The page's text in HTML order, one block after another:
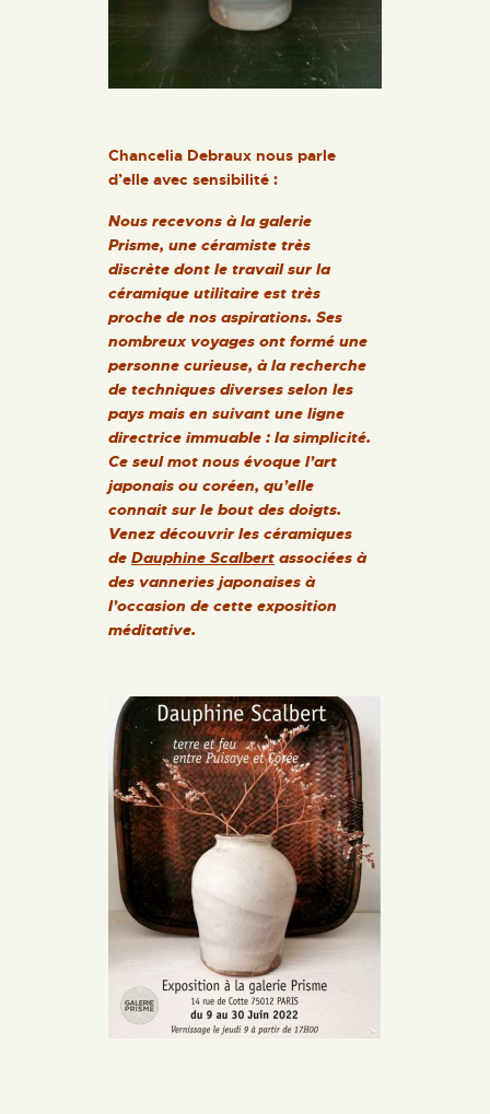
Chancelia Debraux nous parle
d’elle avec sensibilité :
Nous recevons à la galerie
Prisme, une céramiste très
discrète dont le travail sur la
céramique utilitaire est très
proche de nos aspirations. Ses
nombreux voyages ont formé une
personne curieuse, à la recherche
de techniques diverses selon les
pays mais en suivant une ligne
directrice immuable : la simplicité.
Ce seul mot nous évoque l’art
japonais ou coréen, qu’elle
connait sur le bout des doigts.
Venez découvrir les céramiques
de Dauphine Scalbert associées à
des vanneries japonaises à
l’occasion de cette exposition
méditative.